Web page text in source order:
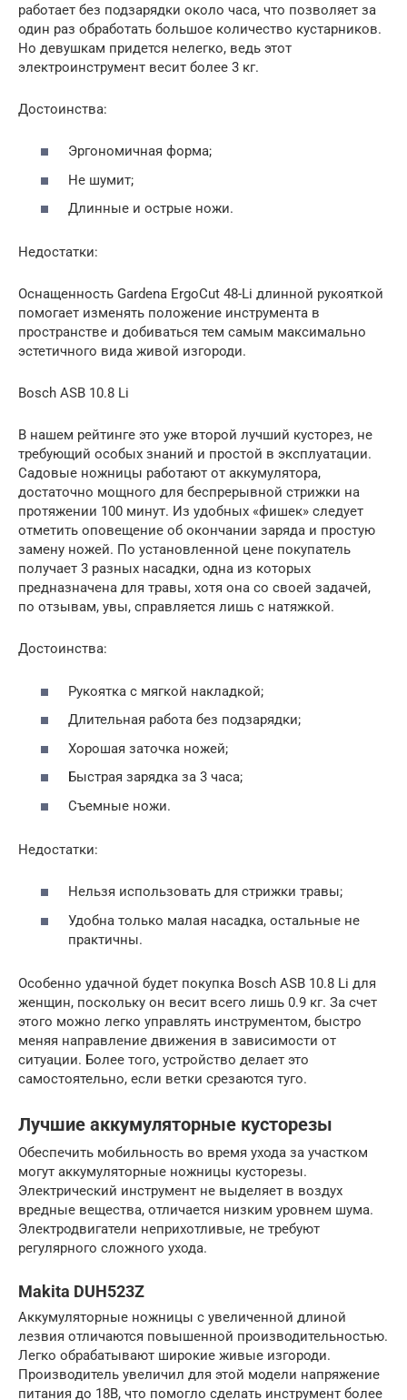
работает без подзарядки около часа, что позволяет за
один раз обработать большое количество кустарников.
Но девушкам придется нелегко, ведь этот
электроинструмент весит более 3 кг.
Достоинства:
Эргономичная форма;
Не шумит;
Длинные и острые ножи.
Недостатки:
Оснащенность Gardena ErgoCut 48-Li длинной рукояткой
помогает изменять положение инструмента в
пространстве и добиваться тем самым максимально
эстетичного вида живой изгороди.
Bosch ASB 10.8 Li
В нашем рейтинге это уже второй лучший кусторез, не
требующий особых знаний и простой в эксплуатации.
Садовые ножницы работают от аккумулятора,
достаточно мощного для беспрерывной стрижки на
протяжении 100 минут. Из удобных «фишек» следует
отметить оповещение об окончании заряда и простую
замену ножей. По установленной цене покупатель
получает 3 разных насадки, одна из которых
предназначена для травы, хотя она со своей задачей,
по отзывам, увы, справляется лишь с натяжкой.
Достоинства:
Рукоятка с мягкой накладкой;
Длительная работа без подзарядки;
Хорошая заточка ножей;
Быстрая зарядка за 3 часа;
Съемные ножи.
Недостатки:
Нельзя использовать для стрижки травы;
Удобна только малая насадка, остальные не
практичны.
Особенно удачной будет покупка Bosch ASB 10.8 Li для
женщин, поскольку он весит всего лишь 0.9 кг. За счет
этого можно легко управлять инструментом, быстро
меняя направление движения в зависимости от
ситуации. Более того, устройство делает это
самостоятельно, если ветки срезаются туго.
Лучшие аккумуляторные кусторезы
Обеспечить мобильность во время ухода за участком
могут аккумуляторные ножницы кусторезы.
Электрический инструмент не выделяет в воздух
вредные вещества, отличается низким уровнем шума.
Электродвигатели неприхотливые, не требуют
регулярного сложного ухода.
Makita DUH523Z
Аккумуляторные ножницы с увеличенной длиной
лезвия отличаются повышенной производительностью.
Легко обрабатывают широкие живые изгороди.
Производитель увеличил для этой модели напряжение
питания до 18В, что помогло сделать инструмент более